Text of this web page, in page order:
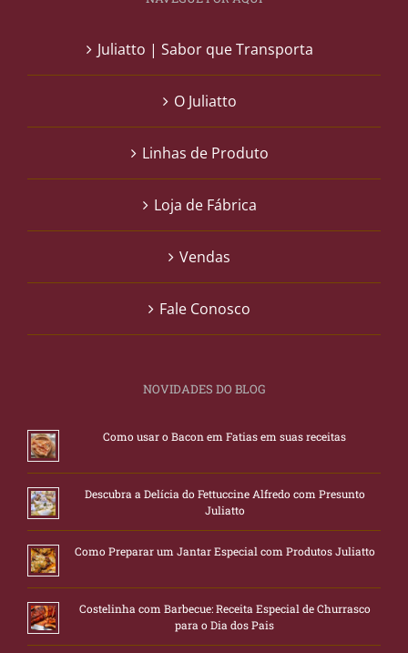
Juliatto | Sabor que Transporta
O Juliatto
Linhas de Produto
Loja de Fábrica
Vendas
Fale Conosco
NOVIDADES DO BLOG
Como usar o Bacon em Fatias em suas receitas
Descubra a Delícia do Fettuccine Alfredo com Presunto
Juliatto
Como Preparar um Jantar Especial com Produtos Juliatto
Costelinha com Barbecue: Receita Especial de Churrasco
para o Dia dos Pais